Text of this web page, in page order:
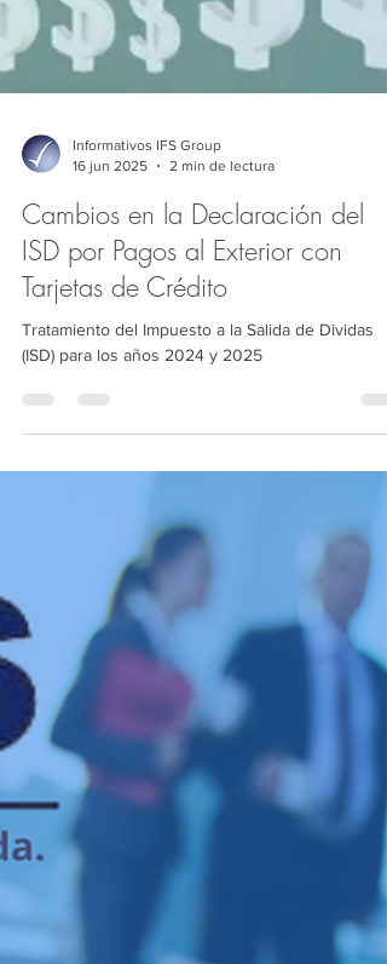
16 jun 2025
2 min de lectura
Cambios en la Declaración del
ISD por Pagos al Exterior con
Tarjetas de Crédito
Tratamiento del Impuesto a la Salida de Dividas
(ISD) para los años 2024 y 2025